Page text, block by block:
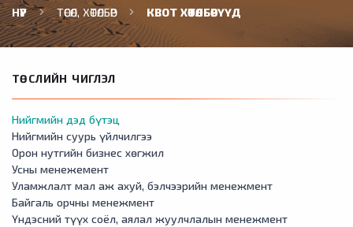
НҮҮР ТӨСӨЛ, ХӨТӨЛБӨР КВОТ ХӨТӨЛБӨРҮҮД
ТӨСЛИЙН ЧИГЛЭЛ
Нийгмийн дэд бүтэц
Нийгмийн суурь үйлчилгээ
Орон нутгийн бизнес хөгжил
Усны менежемент
Уламжлалт мал аж ахуй, бэлчээрийн менежмент
Байгаль орчны менежмент
Үндэсний түүх соёл, аялал жуулчлалын менежмент